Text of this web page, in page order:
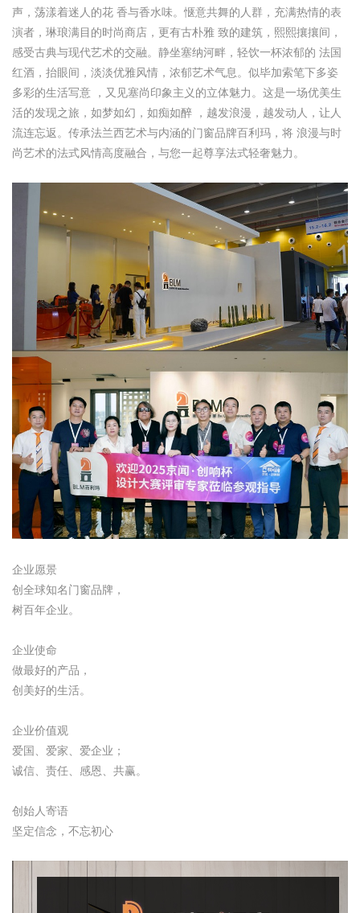
声，荡漾着迷人的花 香与香水味。惬意共舞的人群，充满热情的表
演者，琳琅满目的时尚商店，更有古朴雅 致的建筑，熙熙攘攘间，
感受古典与现代艺术的交融。静坐塞纳河畔，轻饮一杯浓郁的 法国
红酒，抬眼间，淡淡优雅风情，浓郁艺术气息。似毕加索笔下多姿
多彩的生活写意 ，又见塞尚印象主义的立体魅力。这是一场优美生
活的发现之旅，如梦如幻，如痴如醉 ，越发浪漫，越发动人，让人
流连忘返。传承法兰西艺术与内涵的门窗品牌百利玛，将 浪漫与时
尚艺术的法式风情高度融合，与您一起尊享法式轻奢魅力。
企业愿景
创全球知名门窗品牌，
树百年企业。
企业使命
做最好的产品，
创美好的生活。
企业价值观
爱国、爱家、爱企业；
诚信、责任、感恩、共赢。
创始人寄语
坚定信念，不忘初心